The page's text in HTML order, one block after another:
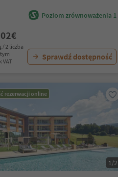
Poziom zrównoważenia 1
/ 2 liczba
VAT
Sprawdź dostępność
rezerwacji online
1/2